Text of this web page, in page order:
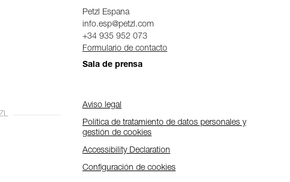
Petzl Espana
info.esp@petzl.com
+34 935 952 073
Formulario de contacto
Sala de prensa
Aviso legal
Política de tratamiento de datos personales y
gestión de cookies
Accessibility Declaration
Configuración de cookies